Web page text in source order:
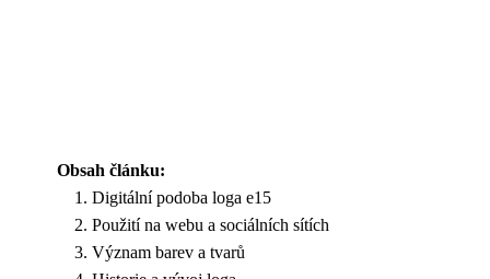
Obsah článku:
Digitální podoba loga e15
Použití na webu a sociálních sítích
Význam barev a tvarů